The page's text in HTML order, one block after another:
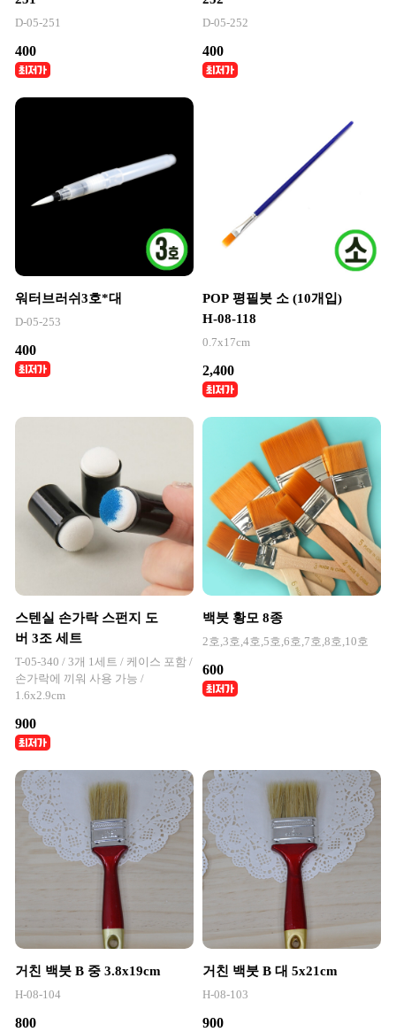
D-05-251
400
D-05-252
400
워터브러쉬3호*대
D-05-253
400
POP 평필붓 소 (10개입)
H-08-118
0.7x17cm
2,400
스텐실 손가락 스펀지 도
버 3조 세트
T-05-340 / 3개 1세트 / 케이스 포함 /
손가락에 끼워 사용 가능 /
1.6x2.9cm
900
백붓 황모 8종
2호,3호,4호,5호,6호,7호,8호,10호
600
거친 백붓 B 중 3.8x19cm
H-08-104
800
거친 백붓 B 대 5x21cm
H-08-103
900